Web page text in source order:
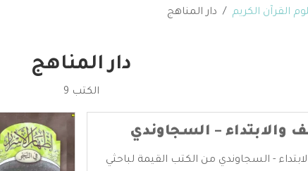
القرآن الكريم دار المناهج
دار المناهج
الكتب 9
والابتداء – السجاوندي
- السجاوندي من الكتب القيمة لباحثي